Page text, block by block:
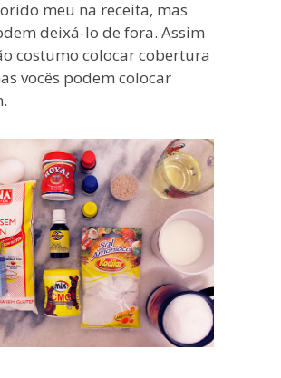
meu na receita, mas
deixá-lo de fora. Assim
costumo colocar cobertura
vocês podem colocar